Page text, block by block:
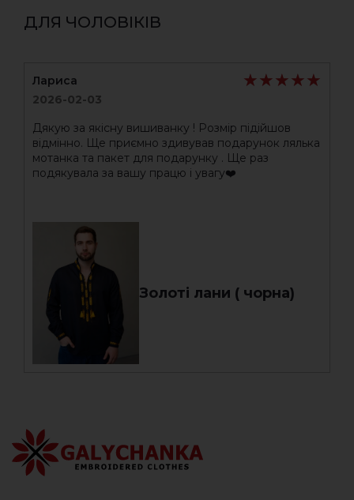
ДЛЯ ЧОЛОВІКІВ
Лариса
2026-02-03
★★★★★
★★★★★
Дякую за якісну вишиванку ! Розмір підійшов
відмінно. Ще приємно здивував подарунок лялька
мотанка та пакет для подарунку . Ще раз
подякувала за вашу працю і увагу❤️
Золоті лани ( чорна)